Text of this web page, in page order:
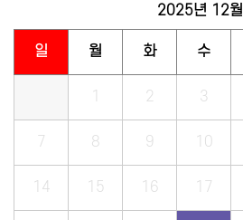
2025년 12월
일 월 화 수
1 2 3
7 8 9 10
14 15 16 17